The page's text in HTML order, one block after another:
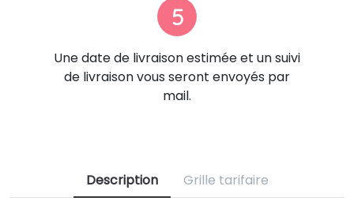
5
Une date de livraison estimée et un suivi
de livraison vous seront envoyés par
mail.
Description Grille tarifaire